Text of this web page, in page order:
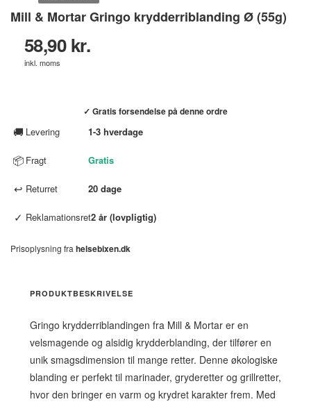
Mill & Mortar Gringo krydderriblanding Ø (55g)
58,90 kr.
inkl. moms
✓ Gratis forsendelse på denne ordre
🚚 Levering 1-3 hverdage
📦 Fragt Gratis
↩ Returret 20 dage
✓ Reklamationsret2 år (lovpligtig)
Prisoplysning fra helsebixen.dk
PRODUKTBESKRIVELSE
Gringo krydderriblandingen fra Mill & Mortar er en
velsmagende og alsidig krydderblanding, der tilfører en
unik smagsdimension til mange retter. Denne økologiske
blanding er perfekt til marinader, gryderetter og grillretter,
hvor den bringer en varm og krydret karakter frem. Med